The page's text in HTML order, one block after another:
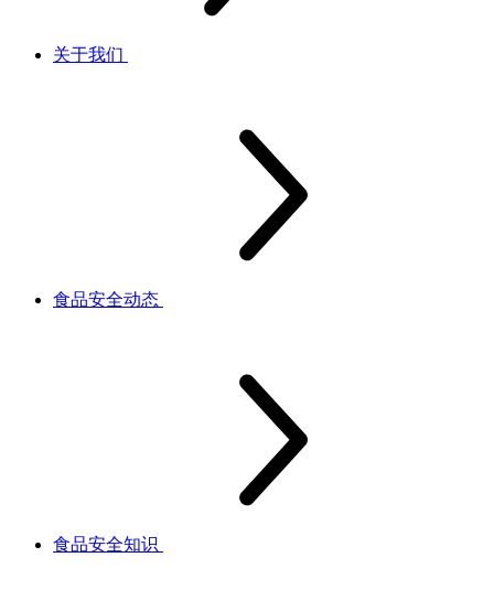
关于我们
食品安全动态
食品安全知识